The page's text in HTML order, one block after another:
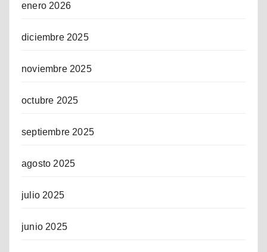
enero 2026
diciembre 2025
noviembre 2025
octubre 2025
septiembre 2025
agosto 2025
julio 2025
junio 2025